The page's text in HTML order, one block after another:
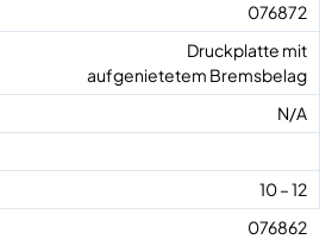
076872
Druckplatte mit
aufgenietetem Bremsbelag
N/A
10 – 12
076862